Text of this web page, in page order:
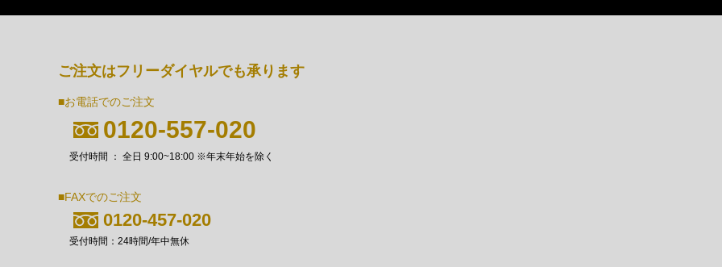
ご注文はフリーダイヤルでも承ります
■お電話でのご注文
0120-557-020
受付時間 ： 全日 9:00~18:00 ※年末年始を除く
■FAXでのご注文
0120-457-020
受付時間：24時間/年中無休